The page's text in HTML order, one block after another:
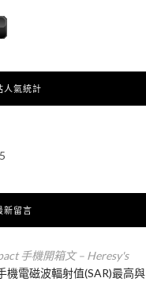
人氣統計
新留言
手機開箱文 – Heresy's
機電磁波輻射值(SAR)最高與